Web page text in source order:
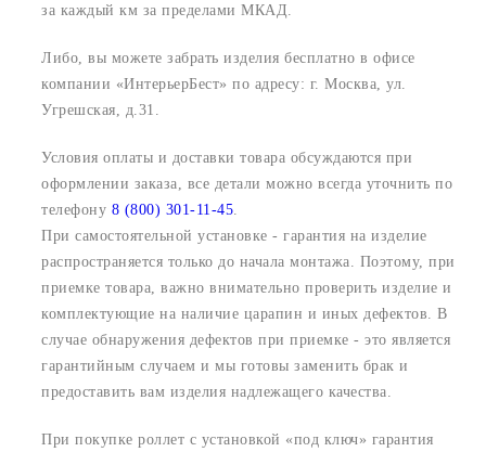
за каждый км за пределами МКАД.
Либо, вы можете забрать изделия бесплатно в офисе
компании «ИнтерьерБест» по адресу: г. Москва, ул.
Угрешская, д.31.
Условия оплаты и доставки товара обсуждаются при
оформлении заказа, все детали можно всегда уточнить по
телефону 8 (800) 301-11-45
При самостоятельной установке - гарантия на изделие
распространяется только до начала монтажа. Поэтому, при
приемке товара, важно внимательно проверить изделие и
комплектующие на наличие царапин и иных дефектов. В
случае обнаружения дефектов при приемке - это является
гарантийным случаем и мы готовы заменить брак и
предоставить вам изделия надлежащего качества.
При покупке роллет с установкой «под ключ» гарантия